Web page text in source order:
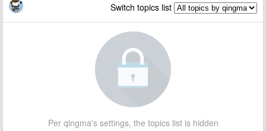
Switch topics list
Per qingma's settings, the topics list is hidden